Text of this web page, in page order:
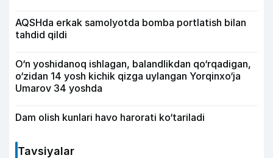
AQSHda erkak samolyotda bomba portlatish bilan
tahdid qildi
O‘n yoshidanoq ishlagan, balandlikdan qo‘rqadigan,
o‘zidan 14 yosh kichik qizga uylangan Yorqinxo‘ja
Umarov 34 yoshda
Dam olish kunlari havo harorati ko‘tariladi
Tavsiyalar